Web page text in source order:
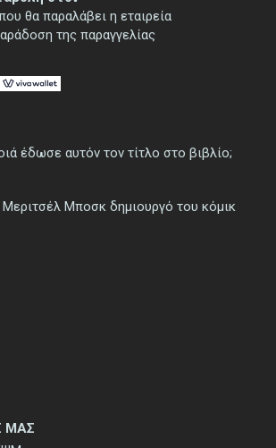
έδωσε αυτόν τον τίτλο στο βιβλίο;
Μεριτσέλ Μποσκ δημιουργό του κόμικ
ΜΑΣ
θα παραλάβει η εταιρεία
της παραγγελίας